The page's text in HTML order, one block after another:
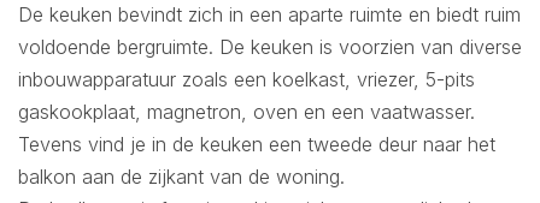
De keuken bevindt zich in een aparte ruimte en biedt ruim
voldoende bergruimte. De keuken is voorzien van diverse
inbouwapparatuur zoals een koelkast, vriezer, 5-pits
gaskookplaat, magnetron, oven en een vaatwasser.
Tevens vind je in de keuken een tweede deur naar het
balkon aan de zijkant van de woning.